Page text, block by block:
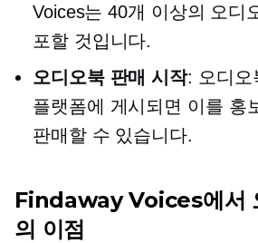
Voices는 40개 이상의 오디
포할 것입니다.
오디오북 판매 시작: 오디오
플랫폼에 게시되면 이를 홍
판매할 수 있습니다.
Findaway Voices에서
의 이점